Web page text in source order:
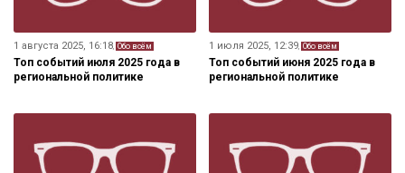
1 августа 2025, 16:18, Обо всём
Топ событий июля 2025 года в
региональной политике
1 июля 2025, 12:39, Обо всём
Топ событий июня 2025 года в
региональной политике